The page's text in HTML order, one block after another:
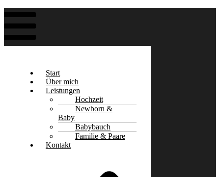
Start
Über mich
Leistungen
Hochzeit
Newborn &
Baby
Babybauch
Familie & Paare
Kontakt